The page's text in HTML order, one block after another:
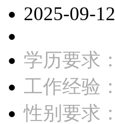
2025-09-12
学历要求：
工作经验：
性别要求：